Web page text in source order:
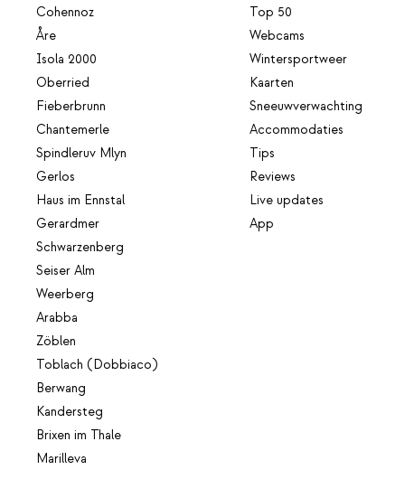
Cohennoz
Åre
Isola 2000
Oberried
Fieberbrunn
Chantemerle
Spindleruv Mlyn
Gerlos
Haus im Ennstal
Gerardmer
Schwarzenberg
Seiser Alm
Weerberg
Arabba
Zöblen
Toblach (Dobbiaco)
Berwang
Kandersteg
Brixen im Thale
Marilleva
Top 50
Webcams
Wintersportweer
Kaarten
Sneeuwverwachting
Accommodaties
Tips
Reviews
Live updates
App